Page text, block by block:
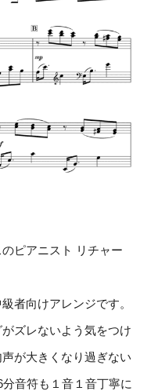
ピアニスト リチャー
者向けアレンジです。
ズレないよう気をつけ
が大きくなり過ぎない
音符も１音１音丁寧に